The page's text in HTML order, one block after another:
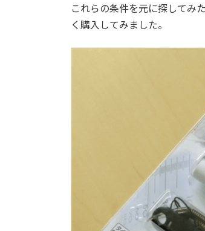
これらの条件を元に探してみ
く購入してみました。